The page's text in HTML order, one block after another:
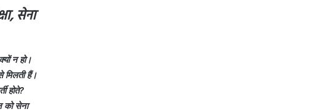
सेना
न हो।
मिलती हैं।
होते?
को सेना